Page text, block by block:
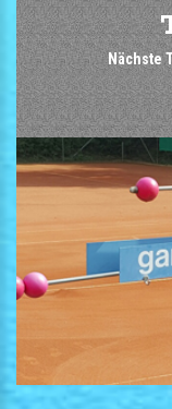
Nächste